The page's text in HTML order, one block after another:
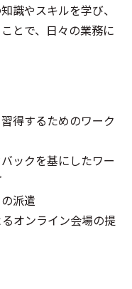
識やスキルを学び、
とで、日々の業務に
得するためのワーク
ックを基にしたワー
派遣
オンライン会場の提